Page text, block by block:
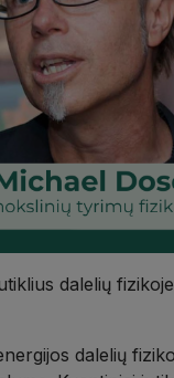
dalelių
dalelių